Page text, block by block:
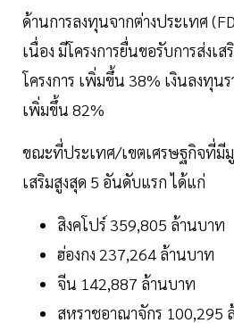
ด้านการลงทุนจากต่างประเทศ
เนื่อง มีโครงการยื่นขอรับการส่งเ
โครงการ เพิ่มขึ้น 38% เงินลงทุน
เพิ่มขึ้น 82%
ขณะที่ประเทศ/เขตเศรษฐกิจที่มีมู
เสริมสูงสุด 5 อันดับแรก ได้แก่
สิงคโปร์ 359,805 ล้านบาท
ฮ่องกง 237,264 ล้านบาท
จีน 142,887 ล้านบาท
สหราชอาณาจักร 100,295